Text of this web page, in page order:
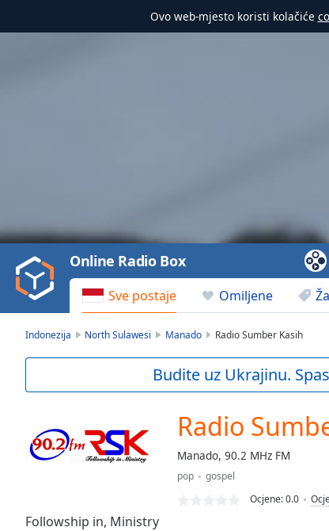
Ovo web-mjesto koristi kolačiće
Play
Video
Play
Backward
Skip
Current
Loaded:
0.00%
Seek to
Sve postaje Omiljene
Online Radio Box
Indonezija North Sulawesi Manado Radio Sumber Kasih
Budite uz Ukrajinu.
Radio
Manado, 90.2 MHz FM
pop
gospel
Ocjene:0.0
Followship in, Ministry